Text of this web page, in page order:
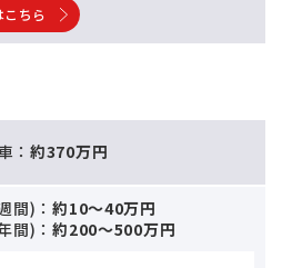
ちら
：約370万円
間)：約10～40万円
間)：約200～500万円